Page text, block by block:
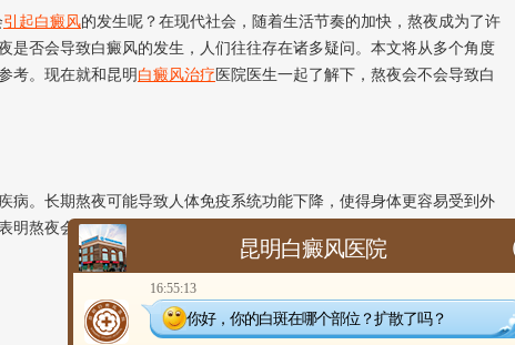
引起白癜风的发生呢？在现代社会，随着生活节奏的加快，熬夜成为了许
是否会导致白癜风的发生，人们往往存在诸多疑问。本文将从多个角度
考。现在就和昆明 白癜风治疗 医院医生一起了解下，熬夜会不会导致白
。长期熬夜可能导致人体免疫系统功能下降，使得身体更容易受到外
明熬夜会直接导致白癜风的发生，但免疫系统功能的减弱可能会增加患
昆明白癜风医院
16:55:13
你好，你的白斑在哪个部位？扩散了吗？